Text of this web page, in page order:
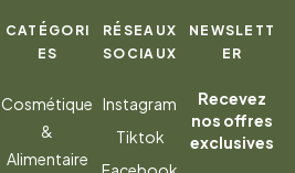
CATÉGORI
ES
Cosmétique
&
Alimentaire
RÉSEAUX
SOCIAUX
Instagram
Tiktok
NEWSLETT
ER
Recevez
nos offres
exclusives